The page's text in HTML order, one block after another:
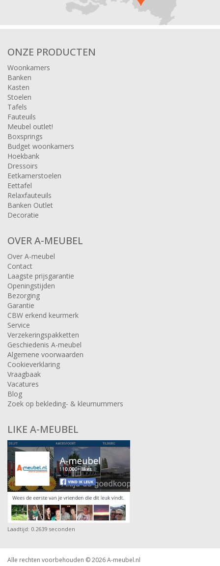
ONZE PRODUCTEN
Woonkamers
Banken
Kasten
Stoelen
Tafels
Fauteuils
Meubel outlet!
Boxsprings
Budget woonkamers
Hoekbank
Dressoirs
Eetkamerstoelen
Eettafel
Relaxfauteuils
Banken Outlet
Decoratie
OVER A-MEUBEL
Over A-meubel
Contact
Laagste prijsgarantie
Openingstijden
Bezorging
Garantie
CBW erkend keurmerk
Service
Verzekeringspakketten
Geschiedenis A-meubel
Algemene voorwaarden
Cookieverklaring
Vraagbaak
Vacatures
Blog
Zoek op bekleding- & kleurnummers
LIKE A-MEUBEL
Laadtijd: 0.2639 seconden
Alle rechten voorbehouden © 2026A-meubel.nl